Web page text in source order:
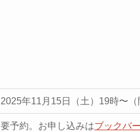
2025年11月15日（土）19時〜
要予約。お申し込みはブックバ